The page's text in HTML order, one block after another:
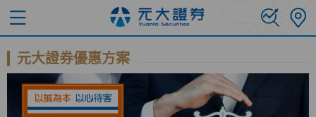
元大證券優惠方案